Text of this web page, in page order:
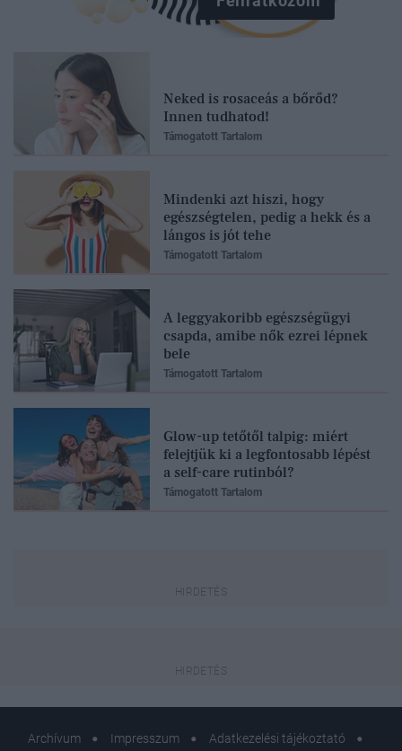
Neked is rosaceás a bőrőd?
Innen tudhatod!
Támogatott Tartalom
Mindenki azt hiszi, hogy
egészségtelen, pedig a hekk és a
lángos is jót tehe
Támogatott Tartalom
A leggyakoribb egészségügyi
csapda, amibe nők ezrei lépnek
bele
Támogatott Tartalom
Glow-up tetőtől talpig: miért
felejtjük ki a legfontosabb lépést
a self-care rutinból?
Támogatott Tartalom
Archívum Impresszum
Adatkezelési tájékoztató